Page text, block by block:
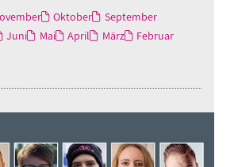
Oktober
September
Juni Mai April März
Februar